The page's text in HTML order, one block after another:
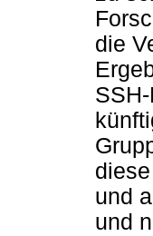
die
und
und